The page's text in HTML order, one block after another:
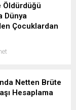
Öldürdüğü
Dünya
Çocuklardan
Netten Brüte
Hesaplama